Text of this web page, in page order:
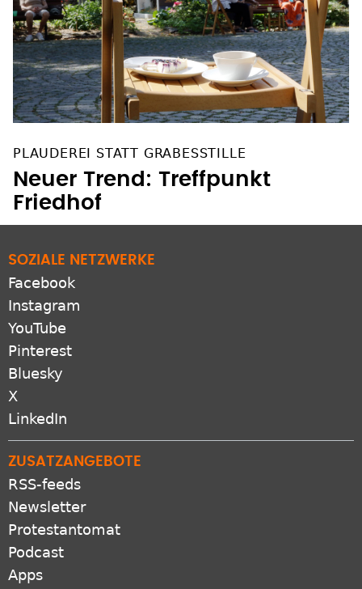
PLAUDEREI STATT GRABESSTILLE
Neuer Trend: Treffpunkt
Friedhof
SOZIALE NETZWERKE
Facebook
Instagram
YouTube
Pinterest
Bluesky
X
LinkedIn
ZUSATZANGEBOTE
RSS-feeds
Newsletter
Protestantomat
Podcast
Apps